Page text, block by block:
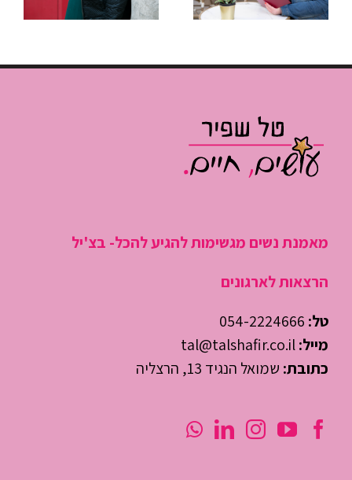
יום עבודה
שריפות”
היום
מאמנת נשים מגשימות להגיע להכל- בצ'יל
הרצאות לארגונים
טל: 054-2224666
מייל:tal@talshafir.co.il
כתובת: שמואל הנגיד 13, הרצליה